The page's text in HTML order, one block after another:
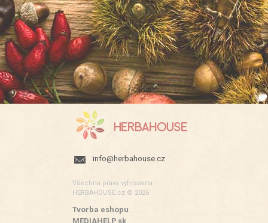
info@herbahouse.cz
Všechna práva vyhrazena.
HERBAHOUSE.cz © 2026
Tvorba eshopu:
MEDIAHELP.sk